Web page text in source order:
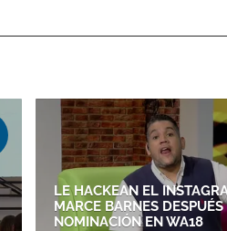
LE HACKEAN EL
MARCE BARNES
NOMINACIÓN EN WA18